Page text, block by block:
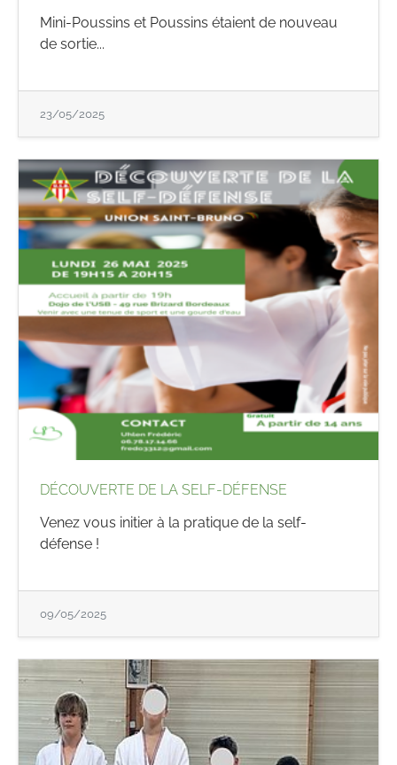
Mini-Poussins et Poussins étaient de nouveau
de sortie...
23/05/2025
DÉCOUVERTE DE LA SELF-DÉFENSE
Venez vous initier à la pratique de la self-
défense !
09/05/2025